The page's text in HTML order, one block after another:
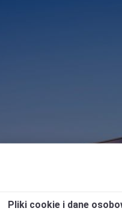
Pliki cookie i dane